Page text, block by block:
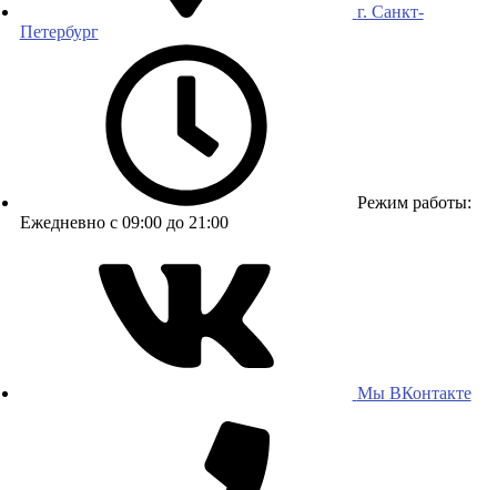
г. Санкт-
Петербург
Режим работы:
Ежедневно с 09:00 до 21:00
Мы ВКонтакте